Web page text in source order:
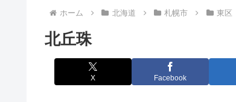
ホーム 北海道 札幌市 東区
北丘珠
X Facebook